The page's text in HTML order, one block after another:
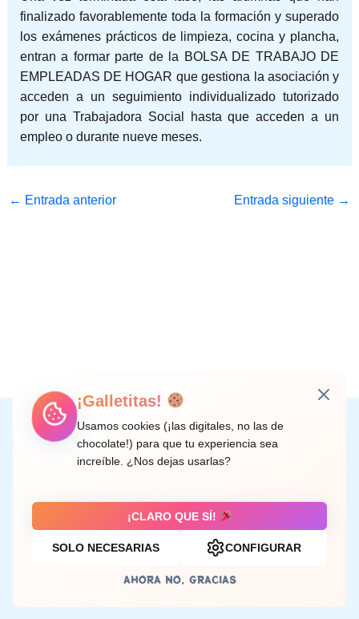
finalizado favorablemente toda la formación y superado
los exámenes prácticos de limpieza, cocina y plancha,
entran a formar parte de la BOLSA DE TRABAJO DE
EMPLEADAS DE HOGAR que gestiona la asociación y
acceden a un seguimiento individualizado tutorizado
por una Trabajadora Social hasta que acceden a un
empleo o durante nueve meses.
← Entrada anterior Entrada siguiente →
Instagram
Facebook
X LinkedIn
Correo electrónico
C/ Doctor Rodríguez de la Fuente, 8 València
Aviso legal
¡Galletitas!
Usamos cookies (¡las digitales, no las de
chocolate!) para que tu experiencia sea
increíble. ¿Nos dejas usarlas?
¡CLARO QUE SÍ!
SOLO NECESARIAS CONFIGURAR
AHORA NO, GRACIAS